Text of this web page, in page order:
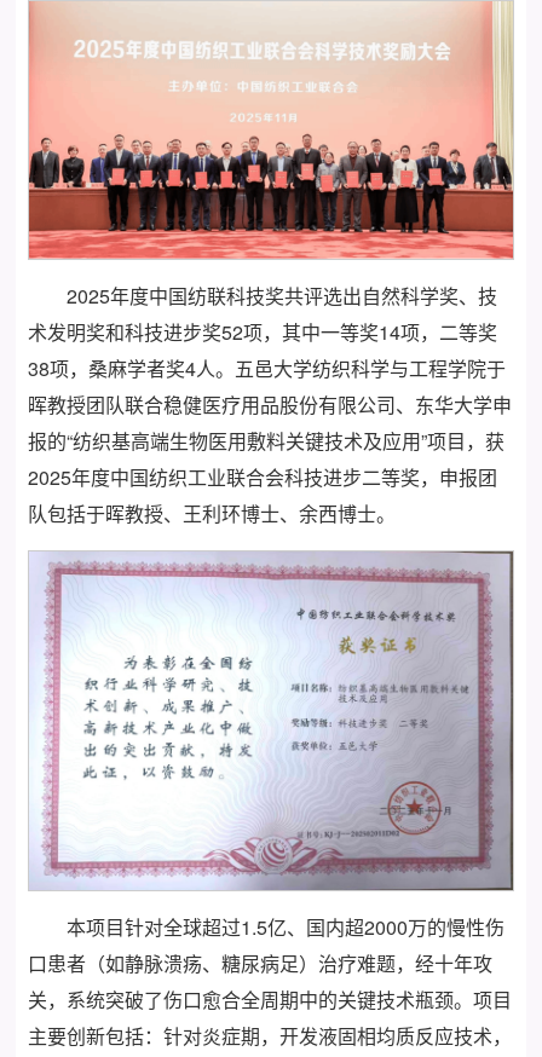
2025年度中国纺联科技奖共评选出自然科学奖、技
术发明奖和科技进步奖52项，其中一等奖14项，二等奖
38项，桑麻学者奖4人。五邑大学纺织科学与工程学院于
晖教授团队联合稳健医疗用品股份有限公司、东华大学申
报的“纺织基高端生物医用敷料关键技术及应用”项目，获
2025年度中国纺织工业联合会科技进步二等奖，申报团
队包括于晖教授、王利环博士、余西博士。
本项目针对全球超过1.5亿、国内超2000万的慢性伤
口患者（如静脉溃疡、糖尿病足）治疗难题，经十年攻
关，系统突破了伤口愈合全周期中的关键技术瓶颈。项目
主要创新包括：针对炎症期，开发液固相均质反应技术，